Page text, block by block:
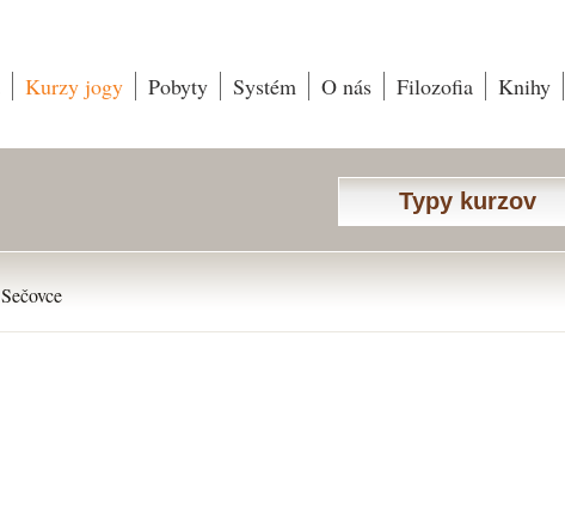
Kurzy jogy Pobyty Systém O nás Filozofia Knihy
Typy kurzov
Sečovce